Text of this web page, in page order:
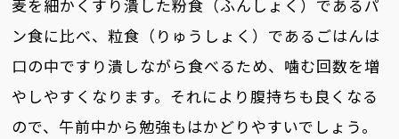
麦を細かくすり潰した粉食（ふんしょく）であるパ
ン食に比べ、粒食（りゅうしょく）であるごはんは
口の中ですり潰しながら食べるため、噛む回数を増
やしやすくなります。それにより腹持ちも良くなる
ので、午前中から勉強もはかどりやすいでしょう。